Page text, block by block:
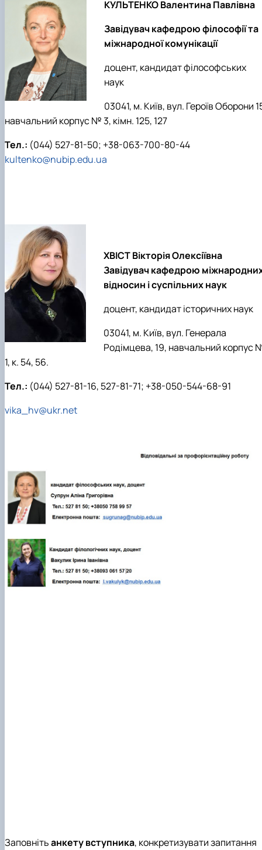
Scientific club «Філософські проблеми
міжособистісної та міжгрупової комунікаці…
Scientific club «Історія держави і права України»
КУЛЬТЕНКО Валентина Павлівна
Завідувач кафедрою філософії та
міжнародної комунікації
доцент, кандидат філософських
наук
03041, м. Київ, вул. Героїв Оборони
навчальний корпус № 3, кімн. 125, 127
Тел.: (044) 527-81-50; +38-063-700-80-44
kultenko@nubip.edu.ua
ХВІСТ Вікторія Олексіївна
Завідувач кафедрою
відносин і суспільних наук
доцент, кандидат історичних наук
03041, м. Київ, вул. Генерала
Родімцева, 19, навчальний корпус
1, к. 54, 56.
Тел.: (044) 527-81-16, 527-81-71; +38-050-544-68-91
vika_hv@ukr.net
Заповнітьанкету вступника, конкретизувати запитання